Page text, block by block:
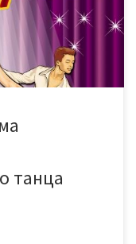
без
танца